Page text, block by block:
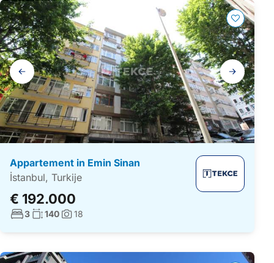
Galerij
navigatie
Appartement in Emin Sinan
İstanbul, Turkije
€ 192.000
Aantal slaapkamers:
3Woonoppervlakte:
140Foto's:
18